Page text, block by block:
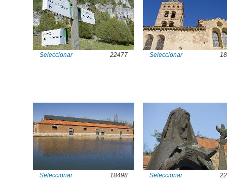
Seleccionar 22477 Seleccionar
Seleccionar 18498 Seleccionar